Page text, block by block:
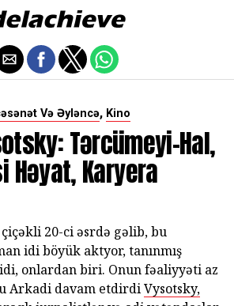
Və Əyləncə, Kino
Tərcümeyi-Hal,
Həyat, Karyera
20-ci əsrdə gəlib, bu
idi böyük aktyor, tanınmış
onlardan biri. Onun fəaliyyəti az
Arkadi davam etdirdiVysotsky,